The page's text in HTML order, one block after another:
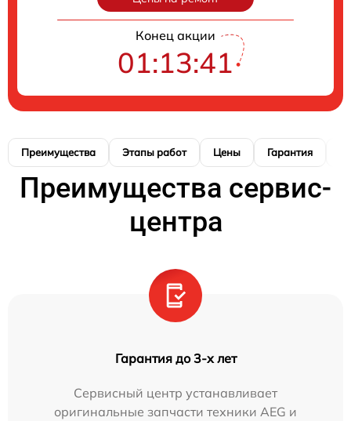
Конец акции
01:13:40
Преимущества Этапы работ Цены Гарантия
Преимущества сервис-
центра
Гарантия до 3-х лет
Сервисный центр устанавливает
оригинальные запчасти техники AEG и